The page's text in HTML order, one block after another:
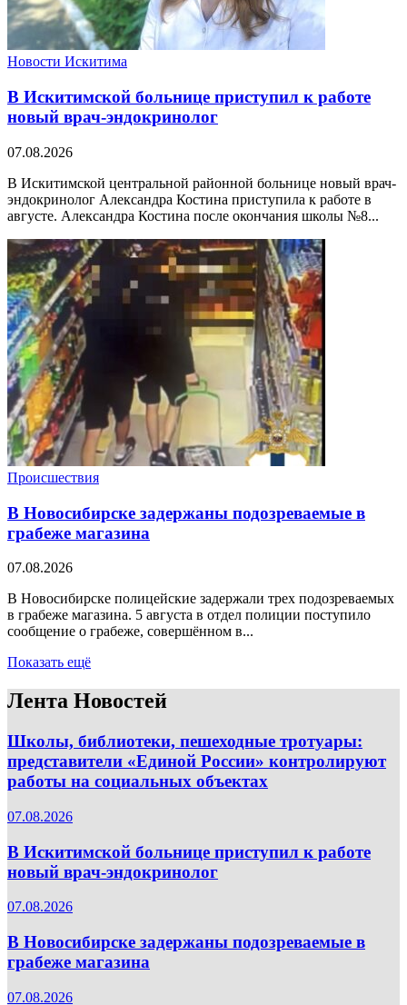
Новости Искитима
В Искитимской больнице приступил к работе
новый врач-эндокринолог
07.08.2026
В Искитимской центральной районной больнице новый врач-
эндокринолог Александра Костина приступила к работе в
августе. Александра Костина после окончания школы №8...
Происшествия
В Новосибирске задержаны подозреваемые в
грабеже магазина
07.08.2026
В Новосибирске полицейские задержали трех подозреваемых
в грабеже магазина. 5 августа в отдел полиции поступило
сообщение о грабеже, совершённом в...
Показать ещё
Лента Новостей
Школы, библиотеки, пешеходные тротуары:
представители «Единой России» контролируют
работы на социальных объектах
07.08.2026
В Искитимской больнице приступил к работе
новый врач-эндокринолог
07.08.2026
В Новосибирске задержаны подозреваемые в
грабеже магазина
07.08.2026